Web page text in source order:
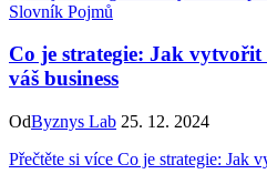
Slovník Pojmů
Co je strategie: Jak vytvořit
váš business
OdByznys Lab 25. 12. 2024
Přečtěte si více Co je strategie: Jak